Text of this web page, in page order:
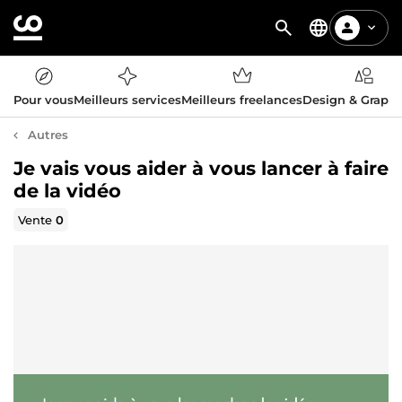
Pour vousMeilleurs servicesMeilleurs freelancesDesign &
Autres
Je vais vous aider à vous lancer à faire
de la vidéo
Vente0